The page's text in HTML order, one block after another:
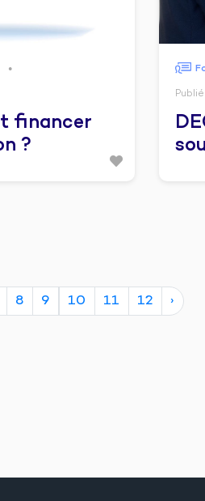
●
financer
?
8 9 10 11 12 ›